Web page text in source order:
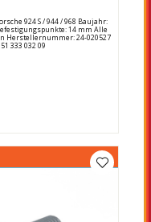
924 S / 944 / 968 Baujahr:
14 mm Alle
Herstellernummer: 24-020527
333 032 09